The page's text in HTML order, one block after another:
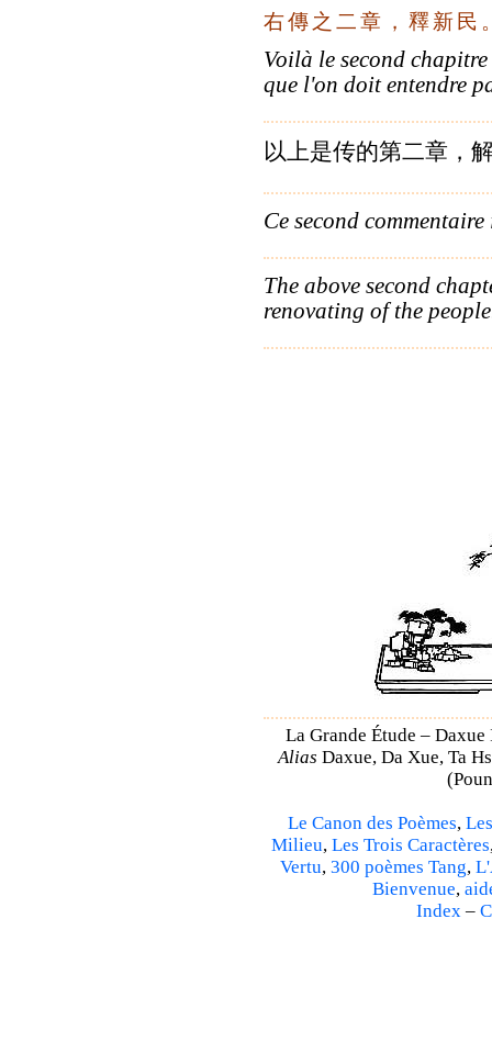
右傳 之 二章 ， 釋新民
Voilà le second
que l'on doit entendre
以上是传的第二章，
Ce second
The above second
renovating of the
La Grande Étude –
Alias Daxue, Da Xue, Ta
Le Canon des Poèmes,
Milieu, Les Trois Caractères
Vertu, 300 poèmes Tang,
Bienvenue,
Index–